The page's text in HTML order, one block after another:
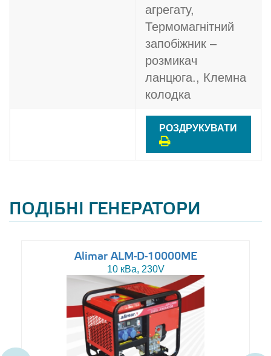
агрегату,
Термомагнітний
запобіжник –
розмикач
ланцюга., Клемна
колодка
РОЗДРУКУВАТИ
ПОДІБНІ ГЕНЕРАТОРИ
Alimar ALM-D-10000ME
10 кВа, 230V